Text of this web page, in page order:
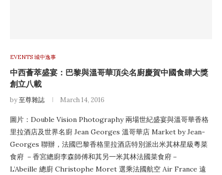
EVENTS 城中逸事
中西薈萃盛宴：巴黎與溫哥華頂尖名廚慶賀中國食肆大獎
創立八載
by至尊雜誌 March 14, 2016
圖片：Double Vision Photography 兩場世紀盛宴與溫哥華香格
里拉酒店及世界名廚 Jean Georges 溫哥華店 Market by Jean-
Georges 聯辦，法國巴黎香格里拉酒店特別派出米其林星級粵菜
食府 －香宮總廚李森師傅和其另一米其林法國菜食府－
L’Abeille 總廚 Christophe Moret 選乘法國航空 Air France 遠